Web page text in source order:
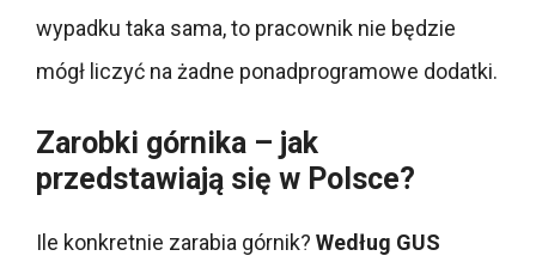
wypadku taka sama, to pracownik nie będzie
mógł liczyć na żadne ponadprogramowe dodatki.
Zarobki górnika – jak
przedstawiają się w Polsce?
Ile konkretnie zarabia górnik? Według GUS